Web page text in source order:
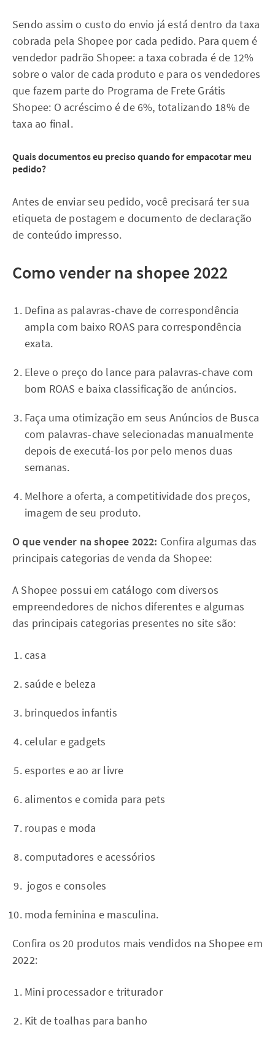
Sendo assim o custo do envio já está dentro da taxa
cobrada pela Shopee por cada pedido. Para quem é
vendedor padrão Shopee: a taxa cobrada é de 12%
sobre o valor de cada produto e para os vendedores
que fazem parte do Programa de Frete Grátis
Shopee: O acréscimo é de 6%, totalizando 18% de
taxa ao final.
Quais documentos eu preciso quando for empacotar meu
pedido?
Antes de enviar seu pedido, você precisará ter sua
etiqueta de postagem e documento de declaração
de conteúdo impresso.
Como vender na shopee 2022
Defina as palavras-chave de correspondência
ampla com baixo ROAS para correspondência
exata.
Eleve o preço do lance para palavras-chave com
bom ROAS e baixa classificação de anúncios.
Faça uma otimização em seus Anúncios de Busca
com palavras-chave selecionadas manualmente
depois de executá-los por pelo menos duas
semanas.
Melhore a oferta, a competitividade dos preços,
imagem de seu produto.
O que vender na shopee 2022: Confira algumas das
principais categorias de venda da Shopee:
A Shopee possui em catálogo com diversos
empreendedores de nichos diferentes e algumas
das principais categorias presentes no site são:
casa
saúde e beleza
brinquedos infantis
celular e gadgets
esportes e ao ar livre
alimentos e comida para pets
roupas e moda
computadores e acessórios
jogos e consoles
moda feminina e masculina.
Confira os 20 produtos mais vendidos na Shopee em
2022:
Mini processador e triturador
Kit de toalhas para banho